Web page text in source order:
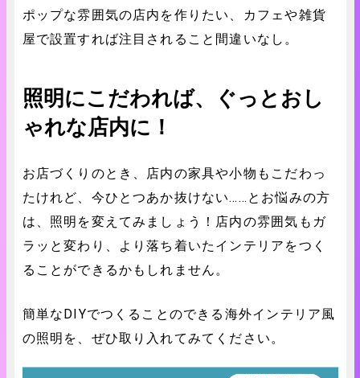
ポップな雰囲気の店内を作りたい、カフェや雑貨
屋で設置すれば注目されること間違いなし。
照明にこだわれば、ぐっとおし
ゃれな店内に！
お店づくりのとき、店内の家具や小物もこだわっ
たけれど、今ひとつあか抜けない……とお悩みの方
は、照明を変えてみましょう！店内の雰囲気もガ
ラッと変わり、より落ち着いたインテリアをつく
ることができるかもしれません。
簡単なDIYでつくることのできる海外インテリア風
の照明を、ぜひ取り入れてみてください。